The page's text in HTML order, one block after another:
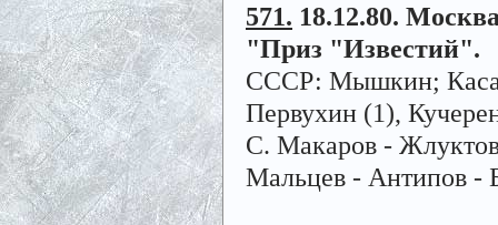
571. 18.12.80.
"Приз "Известий".
СССР: Мышкин;
Первухин (1),
С. Макаров -
Мальцев - Антипов -